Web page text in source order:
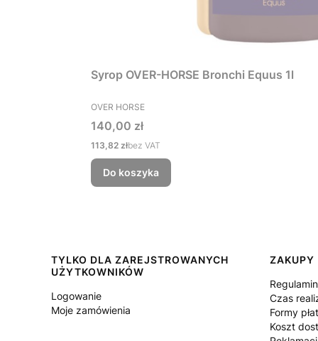
Syrop OVER-HORSE Bronchi Equus 1l
PRODUCENT
OVER HORSE
Cena
140,00 zł
Cena
113,82 złbez VAT
Do koszyka
Linki w stopce
TYLKO DLA ZAREJSTROWANYCH
UŻYTKOWNIKÓW
Logowanie
Moje zamówienia
ZAKUPY
Czas
Formy
Koszt